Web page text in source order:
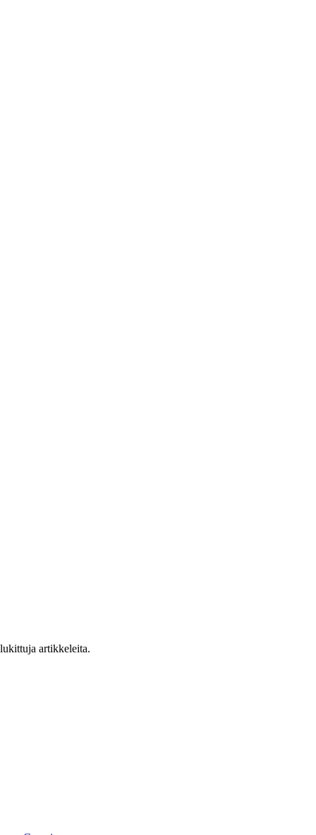
artikkeleita.